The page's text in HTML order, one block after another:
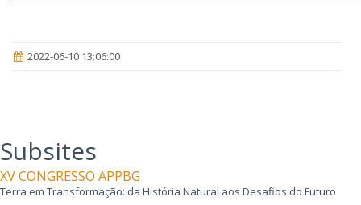
2022-06-10 13:06:00
Subsites
XV CONGRESSO APPBG
Terra em Transformação: da História Natural aos Desafios do Futuro